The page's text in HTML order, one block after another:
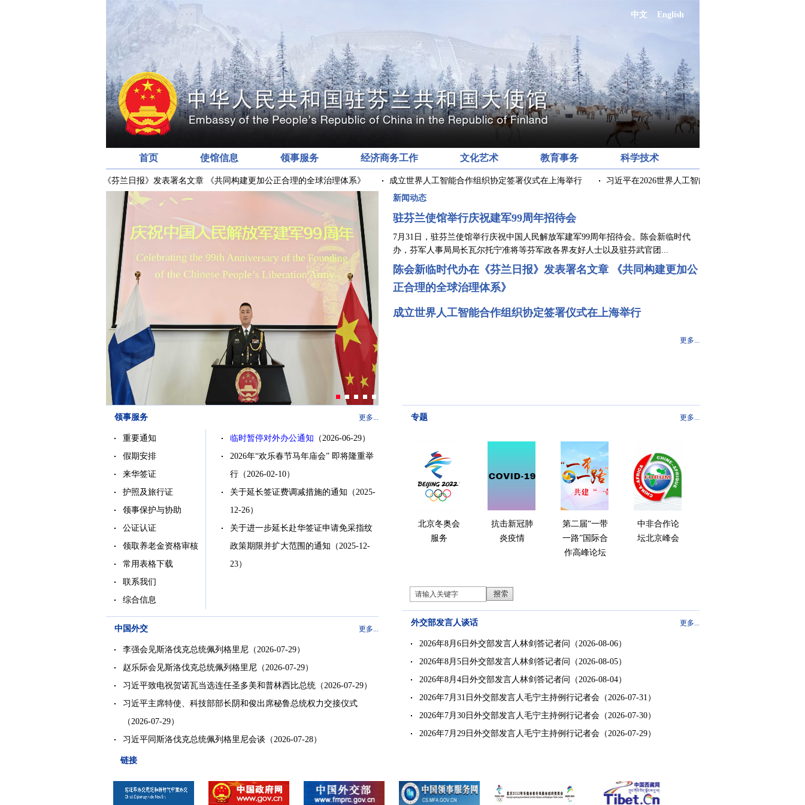
中文 English
首页 使馆信息 领事服务 经济商务工作 文化艺术 教育事务 科学技术
陈会新临时代办在《芬兰日报》发表署名文章 《共同构建更加公正合理的全球治理体系》 成立世界人工智能合作组织协定签署仪式在上海举行
习近平在2026世界人工智能大会暨人工智能全球治理
新闻动态
驻芬兰使馆举行庆祝建军99周年招待会
​7月31日，驻芬兰使馆举行庆祝中国人民解放军建军99周年招待会。陈会新临时代
办，芬军人事局局长瓦尔托宁准将等芬军政各界友好人士以及驻芬武官团...
陈会新临时代办在《芬兰日报》发表署名文章 《共同构建更加公
正合理的全球治理体系》
成立世界人工智能合作组织协定签署仪式在上海举行
更多...
领事服务 更多...
重要通知
假期安排
来华签证
护照及旅行证
领事保护与协助
公证认证
领取养老金资格审核
常用表格下载
联系我们
综合信息
临时暂停对外办公通知 （2026-06-29）
2026年“欢乐春节马年庙会” 即将隆重举
行（2026-02-10）
关于延长签证费调减措施的通知 （2025-
12-26）
关于进一步延长赴华签证申请免采指纹
政策期限并扩大范围的通知 （2025-12-
23）
中国外交 更多...
李强会见斯洛伐克总统佩列格里尼（2026-07-29）
赵乐际会见斯洛伐克总统佩列格里尼（2026-07-29）
习近平致电祝贺诺瓦当选连任圣多美和普林西比总统（2026-07-29）
习近平主席特使、科技部部长阴和俊出席秘鲁总统权力交接仪式
（2026-07-29）
习近平同斯洛伐克总统佩列格里尼会谈 （2026-07-28）
专题 更多...
北京冬奥会
服务
抗击新冠肺
炎疫情
第二届“一带
一路”国际合
作高峰论坛
中非合作论
坛北京峰会
外交部发言人谈话 更多...
2026年8月6日外交部发言人林剑答记者问 （2026-08-06）
2026年8月5日外交部发言人林剑答记者问 （2026-08-05）
2026年8月4日外交部发言人林剑答记者问 （2026-08-04）
2026年7月31日外交部发言人毛宁主持例行记者会（2026-07-31）
2026年7月30日外交部发言人毛宁主持例行记者会（2026-07-30）
2026年7月29日外交部发言人毛宁主持例行记者会（2026-07-29）
链接